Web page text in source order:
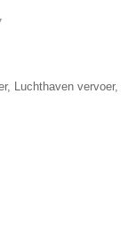
Luchthaven vervoer,